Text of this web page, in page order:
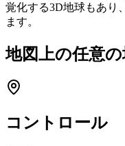
覚化する3D地球もあり
ます。
地図上の任意
コントロール